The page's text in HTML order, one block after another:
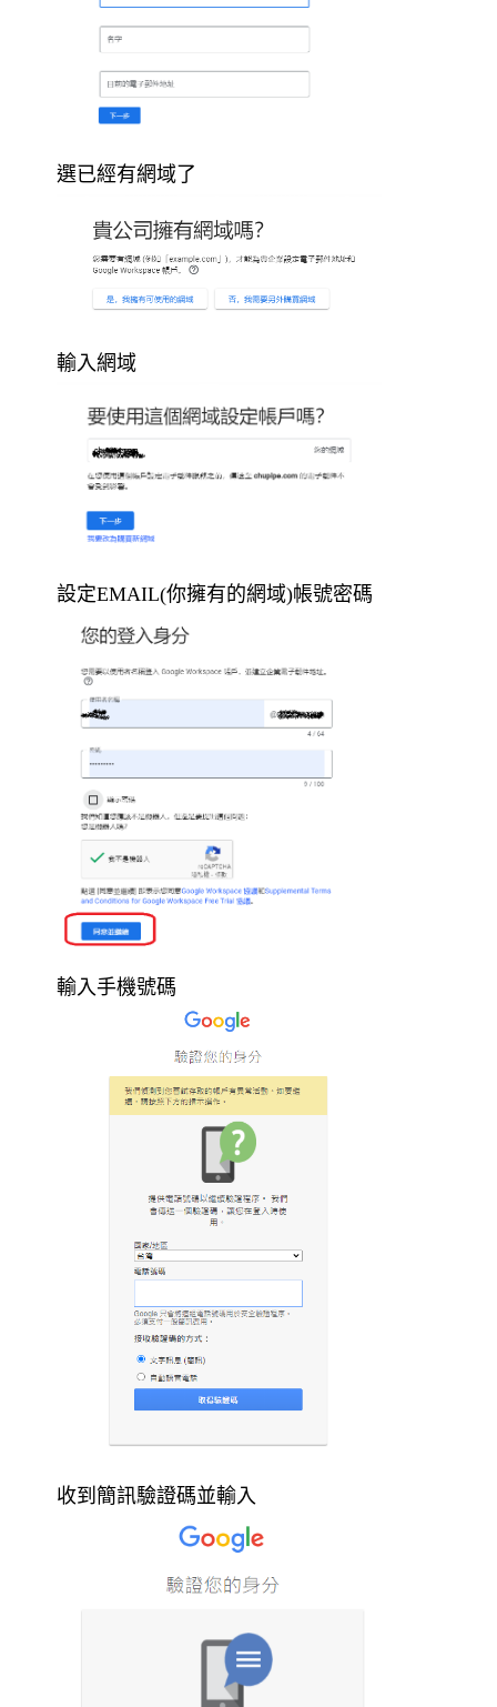
選已經有網域了
輸入網域
設定EMAIL(你擁有的網域)帳號密碼
輸入手機號碼
收到簡訊驗證碼並輸入